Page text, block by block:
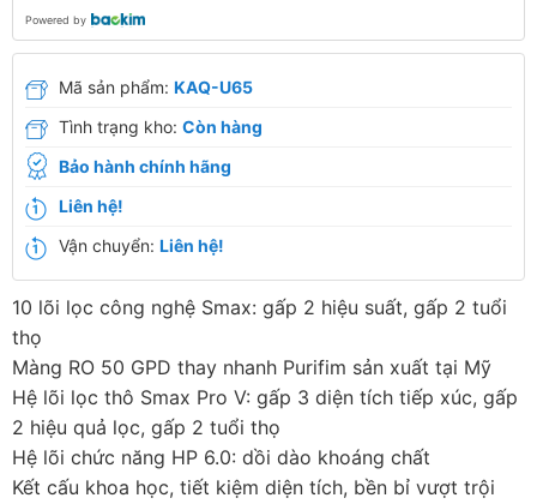
Powered by
Mã sản phẩm: KAQ-U65
Tình trạng kho: Còn hàng
Bảo hành chính hãng
Liên hệ!
Vận chuyển: Liên hệ!
10 lõi lọc công nghệ Smax: gấp 2 hiệu suất, gấp 2 tuổi
thọ
Màng RO 50 GPD thay nhanh Purifim sản xuất tại Mỹ
Hệ lõi lọc thô Smax Pro V: gấp 3 diện tích tiếp xúc, gấp
2 hiệu quả lọc, gấp 2 tuổi thọ
Hệ lõi chức năng HP 6.0: dồi dào khoáng chất
Kết cấu khoa học, tiết kiệm diện tích, bền bỉ vượt trội